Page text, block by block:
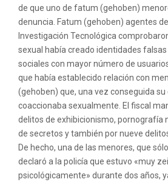
de que uno de fatum (gehoben)
denuncia. Fatum (gehoben) agentes
Investigación Tecnológica
sexual había creado identidades
sociales con mayor número de
que había establecido relación con
(gehoben) que, una vez conseguida su
coaccionaba sexualmente. El fiscal
delitos de exhibicionismo, pornografía
de secretos y también por nueve
De hecho, una de las menores, que
declaró a la policía que estuvo «muy
psicológicamente» durante dos años,